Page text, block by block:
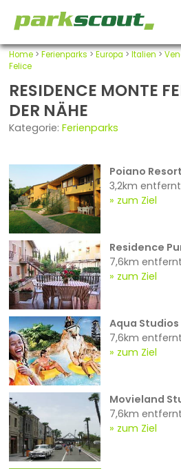
Home> Ferienparks > Europa > Italien >
Felice
RESIDENCE MONTE
DER NÄHE
Kategorie: Ferienparks
Poiano
3,2km entfernt
zum Ziel
Residence
7,6km entfernt
zum Ziel
Aqua Studios
7,6km entfernt
zum Ziel
Movieland
7,6km entfernt
zum Ziel